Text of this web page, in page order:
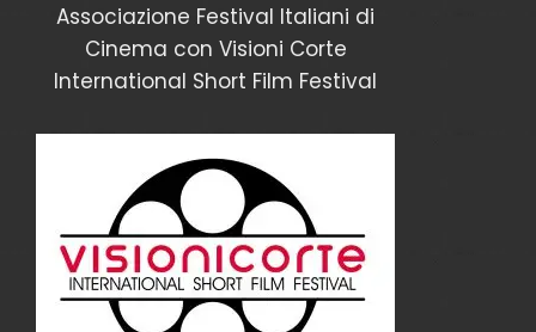
Associazione Festival Italiani di
Cinema con Visioni Corte
International Short Film Festival